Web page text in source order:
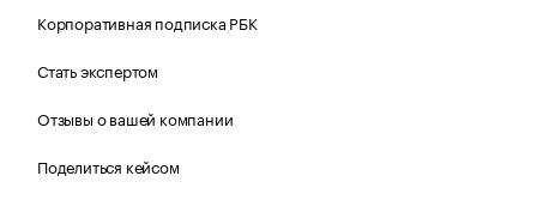
Корпоративная подписка РБК
Стать экспертом
Отзывы о вашей компании
Поделиться кейсом